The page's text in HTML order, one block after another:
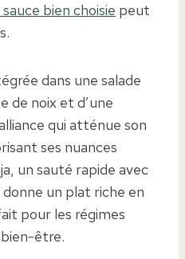
bien choisie peut
dans une salade
de noix et d’une
qui atténue son
ses nuances
un sauté rapide avec
un plat riche en
pour les régimes
être.